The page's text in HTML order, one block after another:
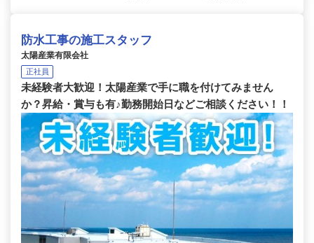
防水工事の施工スタッフ
太陽産業有限会社
正社員
未経験者大歓迎！太陽産業で手に職を付けてみません
か？昇給・賞与も有♪勤務開始日などご相談ください！！